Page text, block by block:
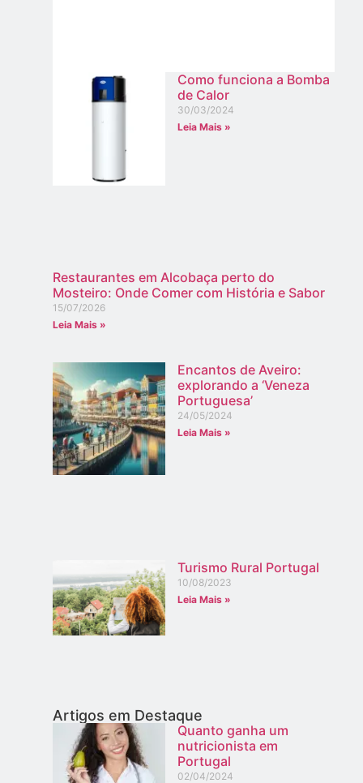
Como funciona a Bomba
de Calor
30/03/2024
Leia Mais »
Restaurantes em Alcobaça perto do
Mosteiro: Onde Comer com História e Sabor
15/07/2026
Leia Mais »
Encantos de Aveiro:
explorando a ‘Veneza
Portuguesa’
24/05/2024
Leia Mais »
Turismo Rural Portugal
10/08/2023
Leia Mais »
Artigos em Destaque
Quanto ganha um
nutricionista em
Portugal
02/04/2024